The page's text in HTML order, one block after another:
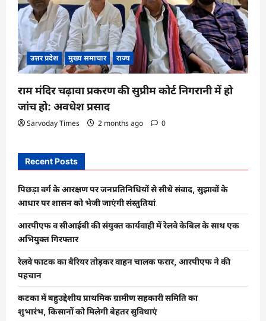
उत्तर प्रदेश मुख्य समाचार राज्य
राम मंदिर चढ़ावा प्रकरण की सुप्रीम कोर्ट निगरानी में हो
जांच हो: अवधेश प्रसाद
Sarvoday Times 2 months ago 0
Recent Posts
पिछड़ा वर्ग के आरक्षण पर जनप्रतिनिधियों से सीधे संवाद, सुझावों के
आधार पर शासन को भेजी जाएंगी संस्तुतियां
आरपीएफ व सीआईबी की संयुक्त कार्यवाही में रेलवे केबिल के साथ एक
अभियुक्त गिरफ्तार
रेलवे फाटक का बैरियर तोड़कर वाहन चालक फरार, आरपीएफ ने की
पहचान
कटका में बहुउद्देशीय प्राथमिक ग्रामीण सहकारी समिति का
शुभारंभ, किसानों को मिलेगी बेहतर सुविधाएं